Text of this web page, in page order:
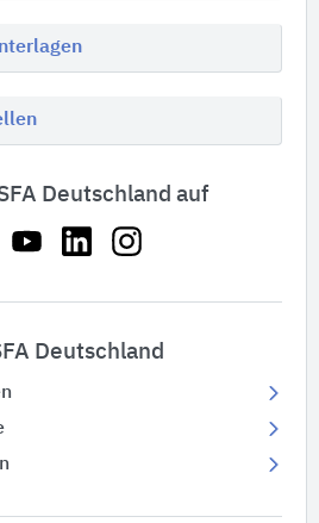
Deutschland auf
Deutschland